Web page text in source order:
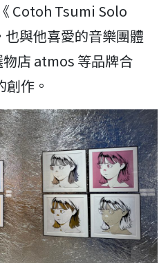
Cotoh Tsumi Solo
與他喜愛的音樂團體
店 atmos 等品牌合
作。